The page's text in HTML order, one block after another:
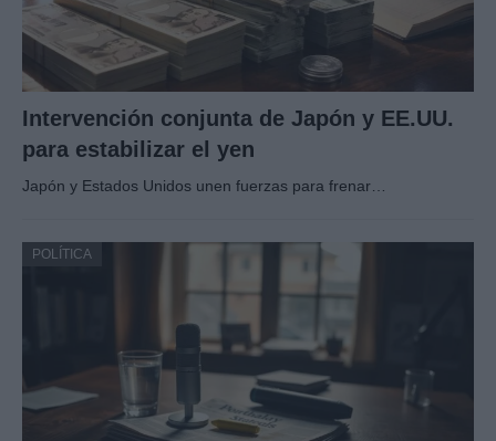
Intervención conjunta de Japón y EE.UU.
para estabilizar el yen
Japón y Estados Unidos unen fuerzas para frenar…
POLÍTICA